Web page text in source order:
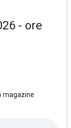
- ore
magazine